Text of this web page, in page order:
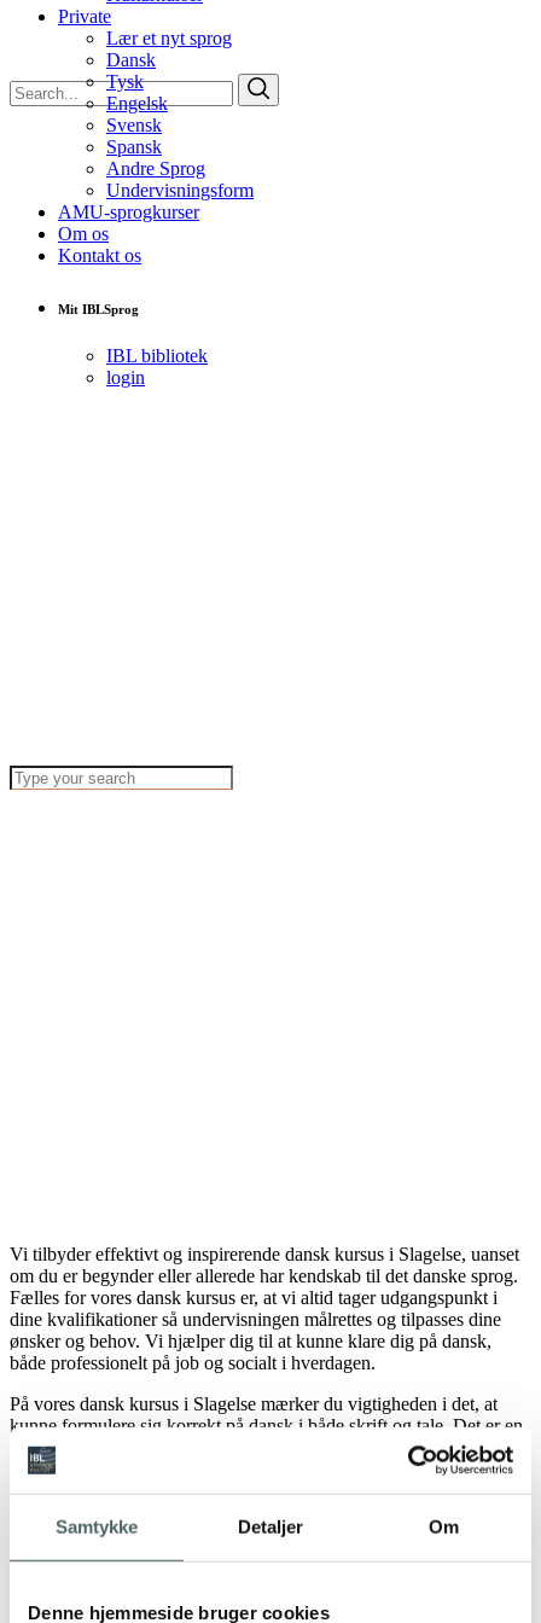
Samtykke Detaljer Om
Denne hjemmeside bruger cookies
Search
for:
Private
Lær et nyt sprog
Dansk
Tysk
Engelsk
Svensk
Spansk
Andre Sprog
Undervisningsform
AMU-sprogkurser
Om os
Kontakt os
Mit IBLSprog
IBL bibliotek
login
Vi tilbyder effektivt og inspirerende dansk kursus i Slagelse, uanset
om du er begynder eller allerede har kendskab til det danske sprog.
Fælles for vores dansk kursus er, at vi altid tager udgangspunkt i
dine kvalifikationer så undervisningen målrettes og tilpasses dine
ønsker og behov. Vi hjælper dig til at kunne klare dig på dansk,
både professionelt på job og socialt i hverdagen.
På vores dansk kursus i Slagelse mærker du vigtigheden i det, at
kunne formulere sig korrekt på dansk i både skrift og tale. Det er en
vigtig faktor for at gøre hverdagen blandt kollegaer,
samarbejdspartnere og kunder mere flydende.
udlændinge. Vi hos IBL Sprogservice tilbyde skræddersyet dansk
kursus, samt åbne hold i dansk på alle niveauer.